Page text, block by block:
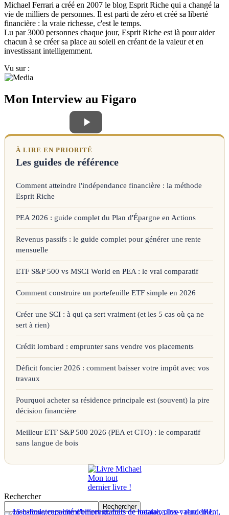
Michael Ferrari a créé en 2007 le blog Esprit Riche qui a changé la
vie de milliers de personnes. Il est parti de zéro et créé sa liberté
financière : la vraie richesse, c'est le temps.
Lu par 3000 personnes chaque jour, Esprit Riche est là pour aider
chacun à se créer sa place au soleil en créant de la valeur et en
investissant intelligemment.
Vu sur :
Mon Interview au Figaro
À LIRE EN PRIORITÉ
Les guides de référence
Comment atteindre l'indépendance financière : la méthode
Esprit Riche
PEA 2026 : guide complet du Plan d'Épargne en Actions
Revenus passifs : le guide complet pour générer une rente
mensuelle
ETF S&P 500 vs MSCI World en PEA : le vrai comparatif
Comment construire un portefeuille ETF simple en 2026
Créer une SCI : à qui ça sert vraiment (et les 5 cas où ça ne
sert à rien)
Crédit lombard : emprunter sans vendre vos placements
Déficit foncier 2026 : comment baisser votre impôt avec vos
travaux
Pourquoi acheter sa résidence principale est (souvent) la pire
décision financière
Meilleur ETF S&P 500 2026 (PEA et CTO) : le comparatif
sans langue de bois
Mon tout
dernier livre !
Rechercher
Rechercher